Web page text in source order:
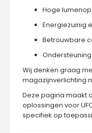
Hoge
Energiezuinig
Betrouwbare
Wij denken graag
magazijnverlichting
Deze pagina maakt
oplossingen voor
specifiek op